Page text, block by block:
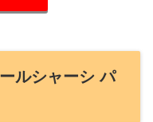
ルシャーシ パ